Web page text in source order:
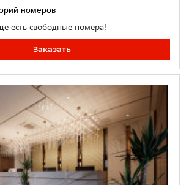
номеров
есть свободные номера!
Заказать